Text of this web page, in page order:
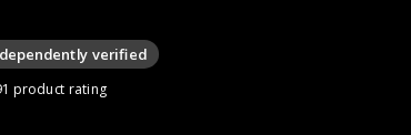
verified
product rating